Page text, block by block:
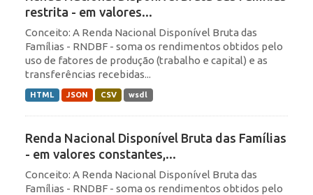
restrita - em valores...
Conceito: A Renda Nacional Disponível Bruta das
Famílias - RNDBF - soma os rendimentos obtidos pelo
uso de fatores de produção (trabalho e capital) e as
transferências recebidas...
HTML JSON CSV wsdl
Renda Nacional Disponível Bruta das Famílias
- em valores constantes,...
Conceito: A Renda Nacional Disponível Bruta das
Famílias - RNDBF - soma os rendimentos obtidos pelo